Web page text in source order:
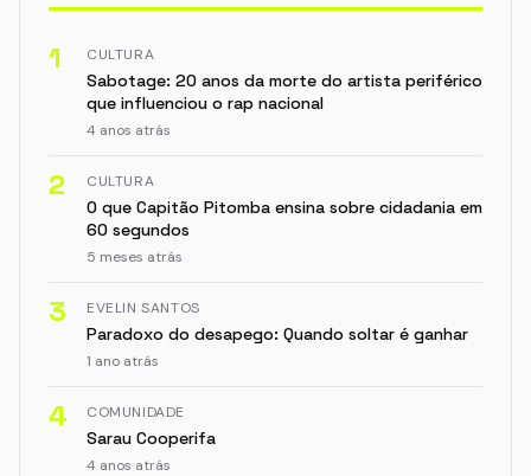
1 CULTURA
Sabotage: 20 anos da morte do artista periférico
que influenciou o rap nacional
4 anos atrás
2 CULTURA
O que Capitão Pitomba ensina sobre cidadania em
60 segundos
5 meses atrás
3 EVELIN SANTOS
Paradoxo do desapego: Quando soltar é ganhar
1 ano atrás
4 COMUNIDADE
Sarau Cooperifa
4 anos atrás